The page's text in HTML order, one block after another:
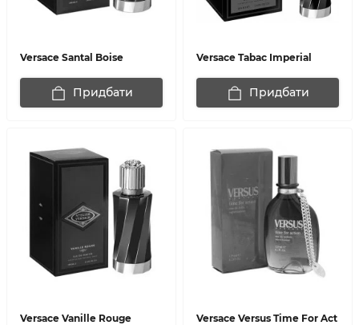
Versace Santal Boise
Придбати
Versace Tabac Imperial
Придбати
Versace Vanille Rouge
Versace Versus Time For Act